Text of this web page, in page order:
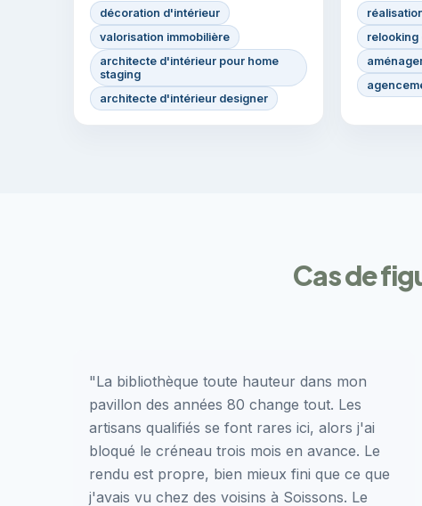
décoration d'intérieur
valorisation immobilière
architecte d'intérieur pour home
staging
architecte d'intérieur designer
Cas de
"La bibliothèque toute hauteur dans mon
pavillon des années 80 change tout. Les
artisans qualifiés se font rares ici, alors j'ai
bloqué le créneau trois mois en avance. Le
rendu est propre, bien mieux fini que ce que
j'avais vu chez des voisins à Soissons. Le